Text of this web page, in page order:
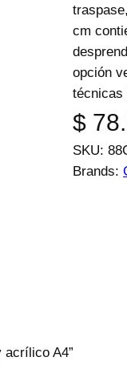
t
o
s
cm
opción
técnicas
$
SKU: 88
Brands:
acrílico A4”